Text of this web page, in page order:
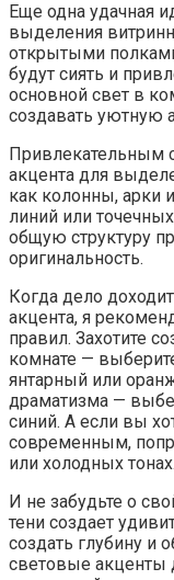
Еще одна удачная
выделения
открытыми
будут сиять и
основной свет в
создавать уютную
Привлекательным
акцента для
как колонны, арки
линий или
общую структуру
оригинальность.
Когда дело
акцента, я
правил. Захотите
комнате —
янтарный или
драматизма —
синий. А если вы
современным,
или холодных тонах.
И не забудьте о
тени создает
создать глубину и
световые акценты